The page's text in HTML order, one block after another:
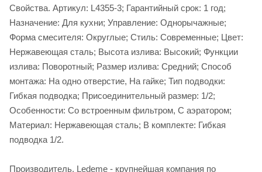
Свойства. Артикул: L4355-3; Гарантийный срок: 1 год;
Назначение: Для кухни; Управление: Однорычажные;
Форма смесителя: Округлые; Стиль: Современные; Цвет:
Нержавеющая сталь; Высота излива: Высокий; Функции
излива: Поворотный; Размер излива: Средний; Способ
монтажа: На одно отверстие, На гайке; Тип подводки:
Гибкая подводка; Присоединительный размер: 1/2;
Особенности: Со встроенным фильтром, С аэратором;
Материал: Нержавеющая сталь; В комплекте: Гибкая
подводка 1/2.
Производитель. Ledeme - крупнейшая компания по